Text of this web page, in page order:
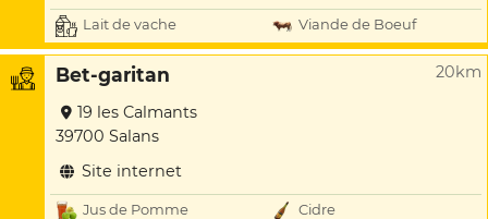
Lait de vache Viande de Boeuf
Bet-garitan 20km
19 les Calmants
39700 Salans
Site internet
Jus de Pomme
Cidre